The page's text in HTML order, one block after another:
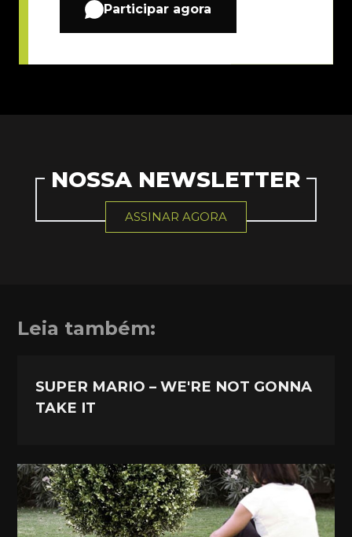
Participar agora
NOSSA NEWSLETTER
ASSINAR AGORA
Leia também:
SUPER MARIO – WE'RE NOT GONNA
TAKE IT